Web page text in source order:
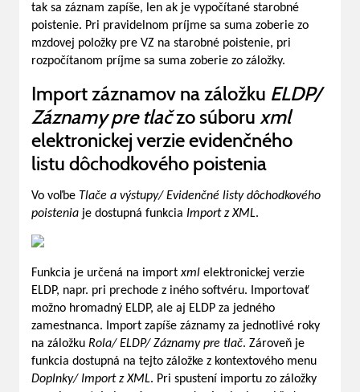
tak sa záznam zapíše, len ak je vypočítané starobné
poistenie. Pri pravidelnom príjme sa suma zoberie zo
mzdovej položky pre VZ na starobné poistenie, pri
rozpočítanom príjme sa suma zoberie zo záložky.
Import záznamov na záložku ELDP/
Záznamy pre tlačzo súboru xml
elektronickej verzie evidenčného
listu dôchodkového poistenia
Vo voľbe Tlače a výstupy/ Evidenčné listy dôchodkového
poistenia je dostupná funkcia Import z XML.
Funkcia je určená na importxml elektronickej verzie
ELDP, napr. pri prechode z iného softvéru. Importovať
možno hromadný ELDP, ale aj ELDP za jedného
zamestnanca. Import zapíše záznamy za jednotlivé roky
na záložku Rola/ ELDP/ Záznamy pre tlač. Zároveň je
funkcia dostupná na tejto záložke z kontextového menu
Doplnky/ Import z XML. Pri spustení importu zo záložky